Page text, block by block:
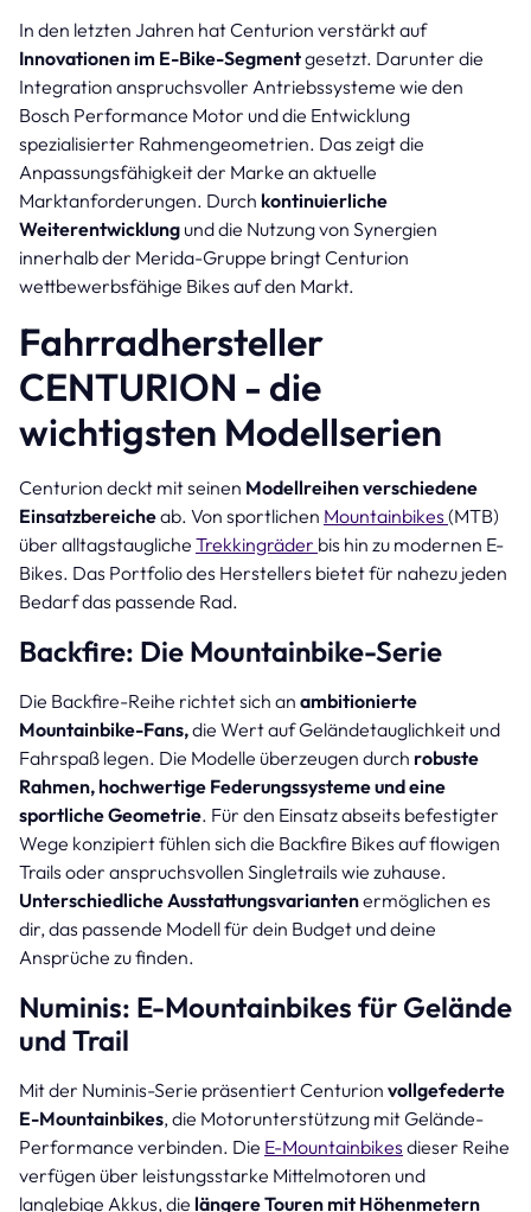
In den letzten Jahren hat Centurion verstärkt auf
Innovationen im E-Bike-Segmentgesetzt. Darunter die
Integration anspruchsvoller Antriebssysteme wie den
Bosch Performance Motor und die Entwicklung
spezialisierter Rahmengeometrien. Das zeigt die
Anpassungsfähigkeit der Marke an aktuelle
Marktanforderungen. Durch kontinuierliche
Weiterentwicklung und die Nutzung von Synergien
innerhalb der Merida-Gruppe bringt Centurion
wettbewerbsfähige Bikes auf den Markt.
Fahrradhersteller
CENTURION - die
wichtigsten Modellserien
Centurion deckt mit seinen Modellreihen verschiedene
Einsatzbereicheab. Von sportlichen Mountainbikes (MTB)
über alltagstaugliche Trekkingräder bis hin zu modernen E-
Bikes. Das Portfolio des Herstellers bietet für nahezu jeden
Bedarf das passende Rad.
Backfire: Die Mountainbike-Serie
Die Backfire-Reihe richtet sich an ambitionierte
Mountainbike-Fans,die Wert auf Geländetauglichkeit und
Fahrspaß legen. Die Modelle überzeugen durch robuste
Rahmen, hochwertige Federungssysteme und eine
sportliche Geometrie. Für den Einsatz abseits befestigter
Wege konzipiert fühlen sich die Backfire Bikes auf flowigen
Trails oder anspruchsvollen Singletrails wie zuhause.
Unterschiedliche Ausstattungsvariantenermöglichen es
dir, das passende Modell für dein Budget und deine
Ansprüche zu finden.
Numinis: E-Mountainbikes für Gelände
und Trail
Mit der Numinis-Serie präsentiert Centurion vollgefederte
E-Mountainbikes, die Motorunterstützung mit Gelände-
Performance verbinden. Die E-Mountainbikes dieser Reihe
verfügen über leistungsstarke Mittelmotoren und
langlebige Akkus, die längere Touren mit Höhenmetern